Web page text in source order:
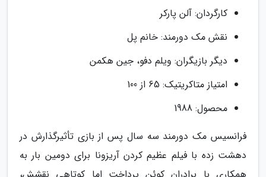
کارگردان: آلن پارکر
نقش مک دورمند: خانم پل
دیگر بازیگران: ویلم دفو، جین هکمن
امتیاز متاکریتیک: 65 از 100
محصول: 1988
فرانسیس مک دورمند سه سال پس از بازی تأثیرگذارش در
دهشت زده با فیلم عظیم کردن آریزونا برای دومین بار به